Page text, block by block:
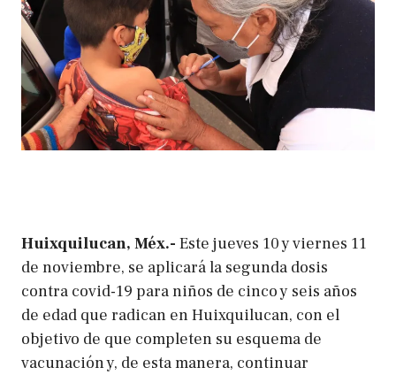
Huixquilucan, Méx.- Este jueves 10 y viernes 11
de noviembre, se aplicará la segunda dosis
contra covid-19 para niños de cinco y seis años
de edad que radican en Huixquilucan, con el
objetivo de que completen su esquema de
vacunación y, de esta manera, continuar